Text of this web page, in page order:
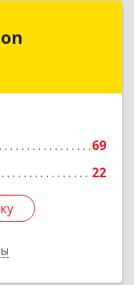
69
22
район,